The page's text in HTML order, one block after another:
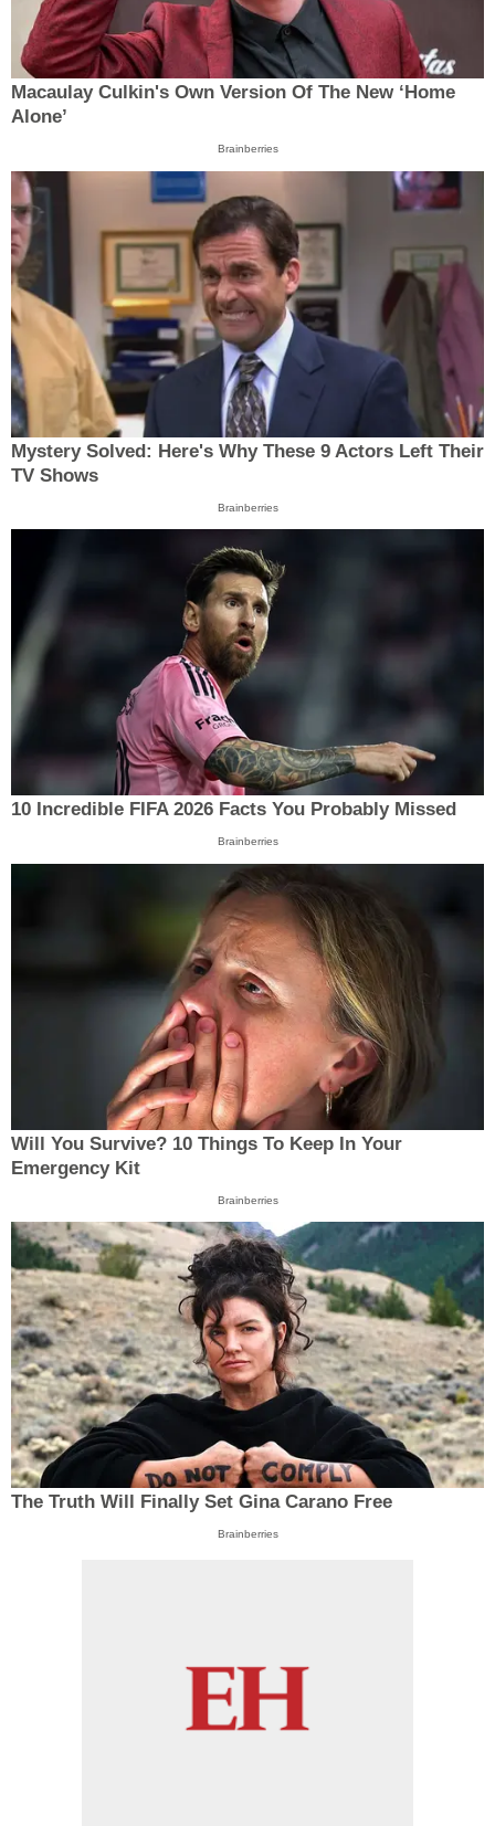
Macaulay Culkin's Own Version Of The New ‘Home
Alone’
Brainberries
Mystery Solved: Here's Why These 9 Actors Left Their
TV Shows
Brainberries
10 Incredible FIFA 2026 Facts You Probably Missed
Brainberries
Will You Survive? 10 Things To Keep In Your
Emergency Kit
Brainberries
The Truth Will Finally Set Gina Carano Free
Brainberries